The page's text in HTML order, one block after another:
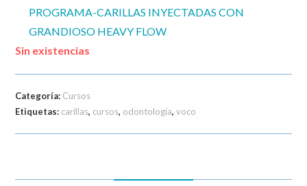
PROGRAMA-CARILLAS INYECTADAS CON
GRANDIOSO HEAVY FLOW
Sin existencias
Categoría: Cursos
Etiquetas: carillas, cursos, odontología,voco